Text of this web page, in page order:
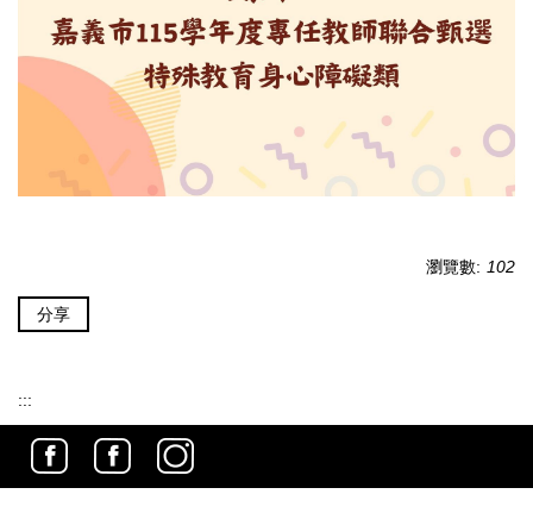
瀏覽數: 102
分享
:::